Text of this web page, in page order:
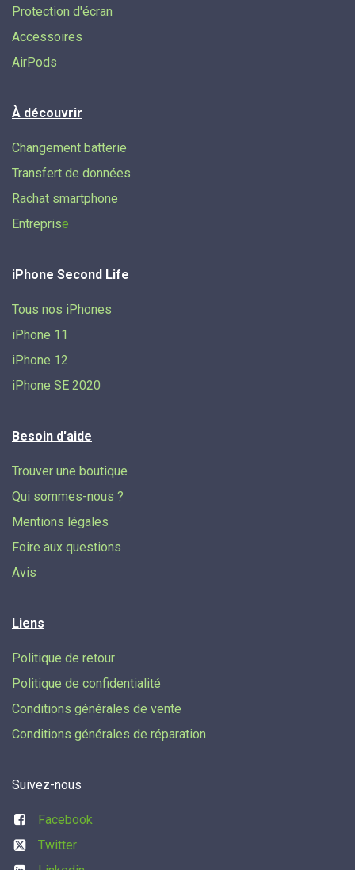
Protection d'écran
Accessoires
AirPods
À découvrir
Changement batterie
Transfert de données​
Rachat smartphone
Entreprise
iPhone Second Life
Tous nos iPhones
iPhone 11
iPhone 12
iPhone SE 2020
Besoin d'aide
Trouver une boutique
Qui sommes-nous ?
Mentions légales
Foire aux questions
Avis
Liens
Politique de retour
Politique de confidentialité
Conditions générales de vente
Conditions générales de réparation
Suivez-nous
Facebook
Twitter